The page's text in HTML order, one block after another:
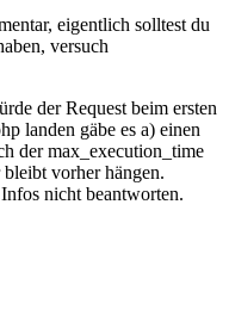
eigentlich solltest du
versuch
der Request beim ersten
landen gäbe es a) einen
der max_execution_time
vorher hängen.
nicht beantworten.